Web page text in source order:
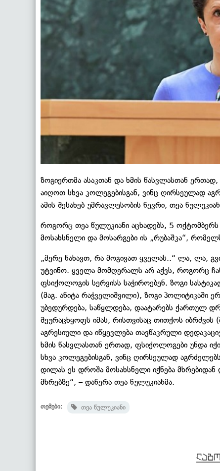
ზოგიერთმა ასაკთან და ხმის წასვლასთან
აიღოთ სხვა კოლეგებისგან, ვინც ღირსეულად
ამის შესახებ უმრავლესობის წევრი, თეა
როგორც თეა წულუკიანი აცხადებს, 5 ოქტომბერს
მოსახსნელი და მოსარგები ის „რუბაშკა“,
„მერე ნახავთ, რა მოგივათ ყველას..“ ლა, ლა,
უტვინო. ყველა მომღერალს არ აქვს, როგორც
ფსიქოლოგის სერვისს საჭიროებენ. ზოგი
(მაგ. ანიტა რაჭველიშვილი), ზოგი პოლიტიკაში
უბედურდება, საწყლდება, დაატარებს ქართულ
შეურაცხყოფს იმას, რისთვისაც თითქოს იბრძვის
აგრესიული და იწყევლება თავწაკრული
ხმის წასვლასთან ერთად, ფსიქოლოგები უნდა
სხვა კოლეგებისგან, ვინც ღირსეულად
დილას ეს დროშა მოსახსნელი იქნება მხრებიდან
მხრებზე“, – დაწერა თეა წულუკიანმა.
თემები: თეა წულუკიანი